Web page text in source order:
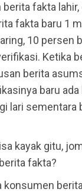
fakta
fakta baru 1
10 persen
Ketika
berita
baru ada
lari sementara
kayak gitu,
fakta?
konsumen